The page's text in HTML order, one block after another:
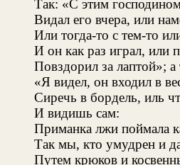
Так: «С этим
Видал его вчера, или
Или тогда-то с тем-то
И он как раз играл, или
Повздорил за лаптой»; а
«Я видел, он входил в
Сиречь в бордель, иль
И видишь сам:
Приманка лжи поймала
Так мы, кто умудрен и
Путем крюков и